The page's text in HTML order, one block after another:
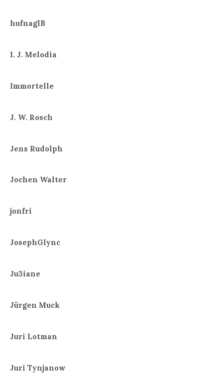
hufnaglB
I. J. Melodia
Immortelle
J. W. Rosch
Jens Rudolph
Jochen Walter
jonfri
JosephGlync
Ju3iane
Jürgen Muck
Juri Lotman
Juri Tynjanow